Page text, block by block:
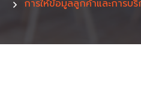
การให้ข้อมูลลูกค้าและการ